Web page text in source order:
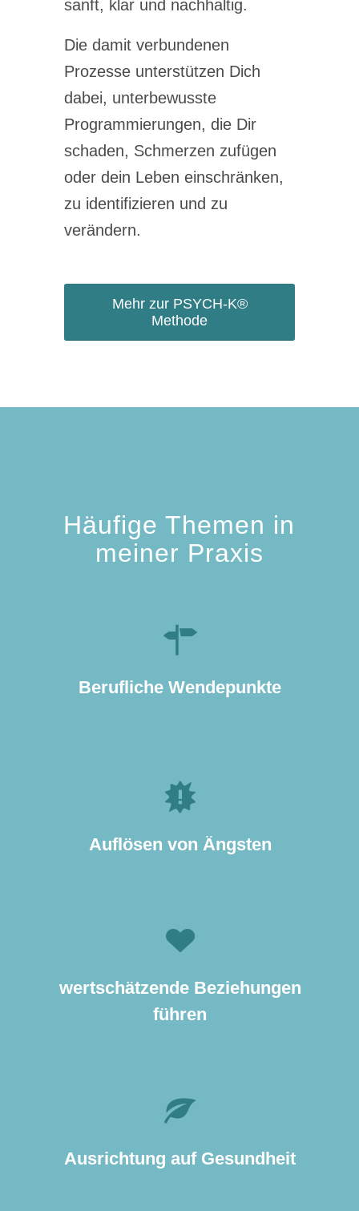
sanft, klar und nachhaltig.
Die damit verbundenen
Prozesse unterstützen Dich
dabei, unterbewusste
Programmierungen, die Dir
schaden, Schmerzen zufügen
oder dein Leben einschränken,
zu identifizieren und zu
verändern.
Mehr zur PSYCH-K®
Methode
Häufige Themen in
meiner Praxis
Berufliche Wendepunkte
z. B. um Vertrauen in Entscheidungen
haben
Auflösen von Ängsten
z. B. Verlust- Prüfungs- Existenz-
Versagensangst, Höhenangst oder
Klaustrophobie
wertschätzende Beziehungen
führen
z. B. mit Deinem Partner, Eltern und
oder im beruflichen Umfeld
Ausrichtung auf Gesundheit
z. B. Aktivierung von
nach Unfällen, bei Krankheit